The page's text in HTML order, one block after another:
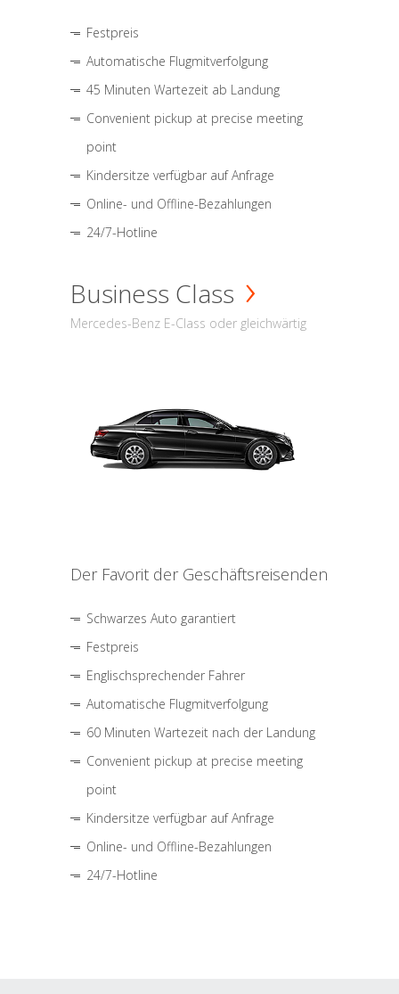
Festpreis
Automatische Flugmitverfolgung
45 Minuten Wartezeit ab Landung
Convenient pickup at precise meeting
point
Kindersitze verfügbar auf Anfrage
Online- und Offline-Bezahlungen
24/7-Hotline
Business Class
Mercedes-Benz E-Class oder gleichwärtig
Der Favorit der Geschäftsreisenden
Schwarzes Auto garantiert
Festpreis
Englischsprechender Fahrer
Automatische Flugmitverfolgung
60 Minuten Wartezeit nach der Landung
Convenient pickup at precise meeting
point
Kindersitze verfügbar auf Anfrage
Online- und Offline-Bezahlungen
24/7-Hotline